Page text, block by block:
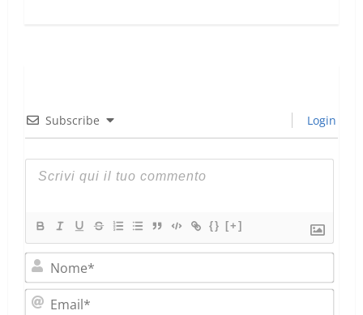
Subscribe Login
{} [+]